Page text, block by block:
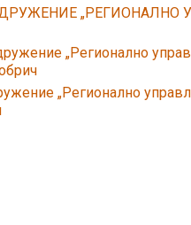
„РЕГИОНАЛНО
„Регионално
„Регионално